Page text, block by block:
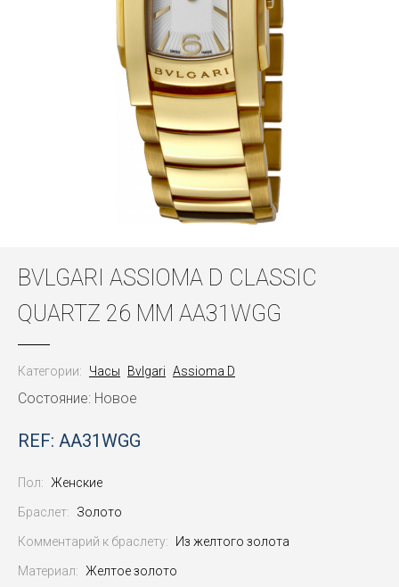
BVLGARI ASSIOMA D CLASSIC
QUARTZ 26 MM AA31WGG
Категории: Часы Bvlgari Assioma D
Состояние: Новое
REF: AA31WGG
Пол: Женские
Браслет: Золото
Комментарий к браслету: Из желтого золота
Материал:
Желтое золото